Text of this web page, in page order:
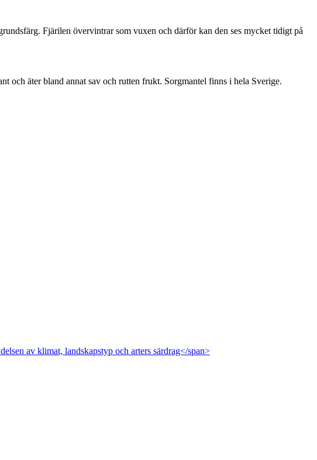
Fjärilen övervintrar som vuxen och därför kan den ses mycket tidigt på
och äter bland annat sav och rutten frukt. Sorgmantel finns i hela Sverige.
av klimat, landskapstyp och arters särdrag</span>